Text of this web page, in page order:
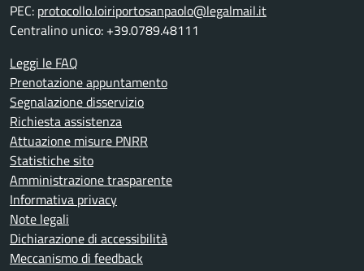
PEC: protocollo.loiriportosanpaolo@legalmail.it
Centralino unico: +39.0789.48111
Leggi le FAQ
Prenotazione appuntamento
Segnalazione disservizio
Richiesta assistenza
Attuazione misure PNRR
Statistiche sito
Amministrazione trasparente
Informativa privacy
Note legali
Dichiarazione di accessibilità
Meccanismo di feedback